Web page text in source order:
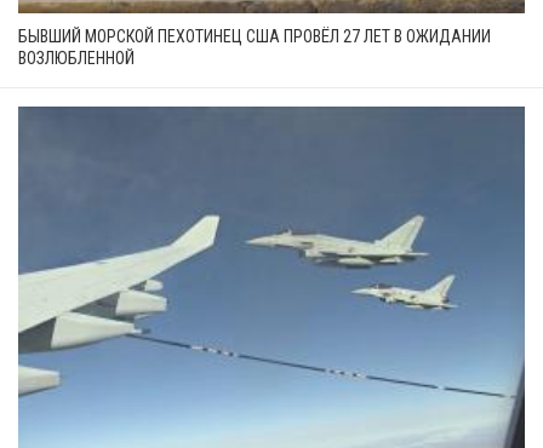
БЫВШИЙ МОРСКОЙ ПЕХОТИНЕЦ США ПРОВЁЛ 27 ЛЕТ В ОЖИДАНИИ
ВОЗЛЮБЛЕННОЙ